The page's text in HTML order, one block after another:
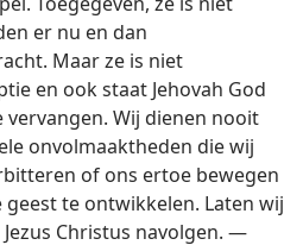
er nu en dan
Maar ze is niet
en ook staat Jehovah God
Wij dienen nooit
onvolmaaktheden die wij
of ons ertoe bewegen
te ontwikkelen. Laten wij
Christus navolgen. —